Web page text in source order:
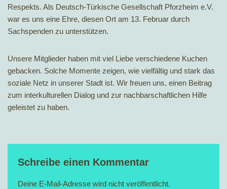
Respekts. Als Deutsch-Türkische Gesellschaft Pforzheim e.V.
war es uns eine Ehre, diesen Ort am 13. Februar durch
Sachspenden zu unterstützen.
Unsere Mitglieder haben mit viel Liebe verschiedene Kuchen
gebacken. Solche Momente zeigen, wie vielfältig und stark das
soziale Netz in unserer Stadt ist. Wir freuen uns, einen Beitrag
zum interkulturellen Dialog und zur nachbarschaftlichen Hilfe
geleistet zu haben.
Schreibe einen Kommentar
Deine E-Mail-Adresse wird nicht veröffentlicht.